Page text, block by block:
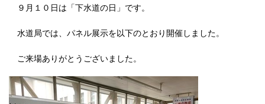
９月１０日は「下水道の日」です。
水道局では、パネル展示を以下のとおり開催しました。
ご来場ありがとうございました。